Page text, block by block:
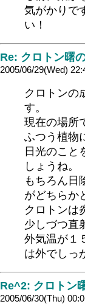
気がかりで
い！
Re: クロトン曙
2005/06/29(Wed)
クロトンの
す。
現在の場所
ふつう植物
日光のこと
しょうね。
もちろん日
がどちらか
クロトンは
少しづつ直
外気温が１
は外でしっ
Re^2: クロトン
2005/06/30(Thu)